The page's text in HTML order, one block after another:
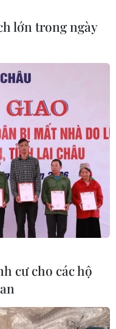
lớn trong ngày
cư cho các hộ